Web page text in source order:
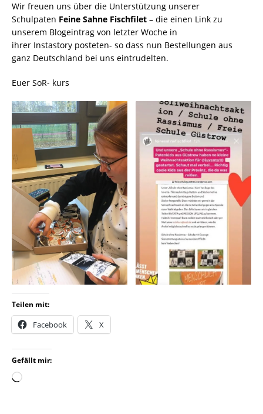
Wir freuen uns über die Unterstützung unserer
Schulpaten Feine Sahne Fischfilet – die einen Link zu
unserem Blogeintrag von letzter Woche in
ihrer Instastory posteten- so dass nun Bestellungen aus
ganz Deutschland bei uns eintrudelten.
Euer SoR- kurs
Teilen mit:
Facebook X
Gefällt mir: